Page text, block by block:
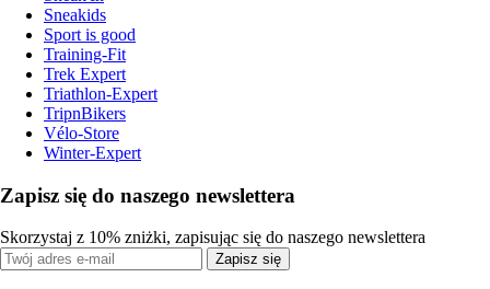
Sneakids
Sport is good
Training-Fit
Trek Expert
Triathlon-Expert
TripnBikers
Vélo-Store
Winter-Expert
Zapisz się do naszego newslettera
Skorzystaj z 10% zniżki, zapisując się do naszego newslettera
Zapisz się